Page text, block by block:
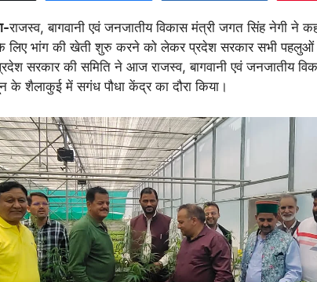
राजस्व, बागवानी एवं जनजातीय विकास मंत्री जगत सिंह नेगी ने
लिए भांग की खेती शुरु करने को लेकर प्रदेश सरकार सभी पहलुओं
सरकार की समिति ने आज राजस्व, बागवानी एवं जनजातीय
के शैलाकुई में सगंध पौधा केंद्र का दौरा किया।